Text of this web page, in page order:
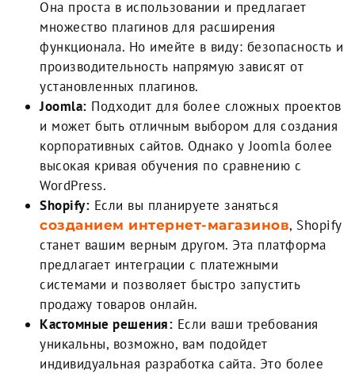
Она проста в использовании и предлагает
множество плагинов для расширения
функционала. Но имейте в виду: безопасность и
производительность напрямую зависят от
установленных плагинов.
Joomla: Подходит для более сложных проектов
и может быть отличным выбором для создания
корпоративных сайтов. Однако у Joomla более
высокая кривая обучения по сравнению с
WordPress.
Shopify: Если вы планируете заняться
созданием интернет-магазинов, Shopify
станет вашим верным другом. Эта платформа
предлагает интеграции с платежными
системами и позволяет быстро запустить
продажу товаров онлайн.
Кастомные решения: Если ваши требования
уникальны, возможно, вам подойдет
индивидуальная разработка сайта. Это более